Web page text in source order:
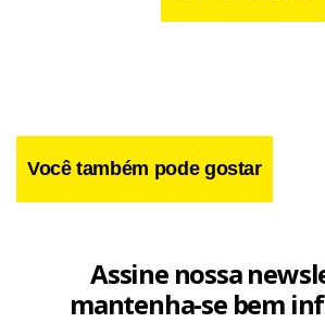
Você também pode gostar
Assine nossa
mantenha-se bem